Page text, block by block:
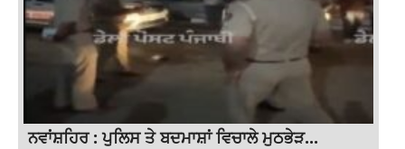
ਨਵਾਂਸ਼ਹਿਰ : ਪੁਲਿਸ ਤੇ ਬਦਮਾਸ਼ਾਂ ਵਿਚਾਲੇ ਮੁਠਭੇੜ...